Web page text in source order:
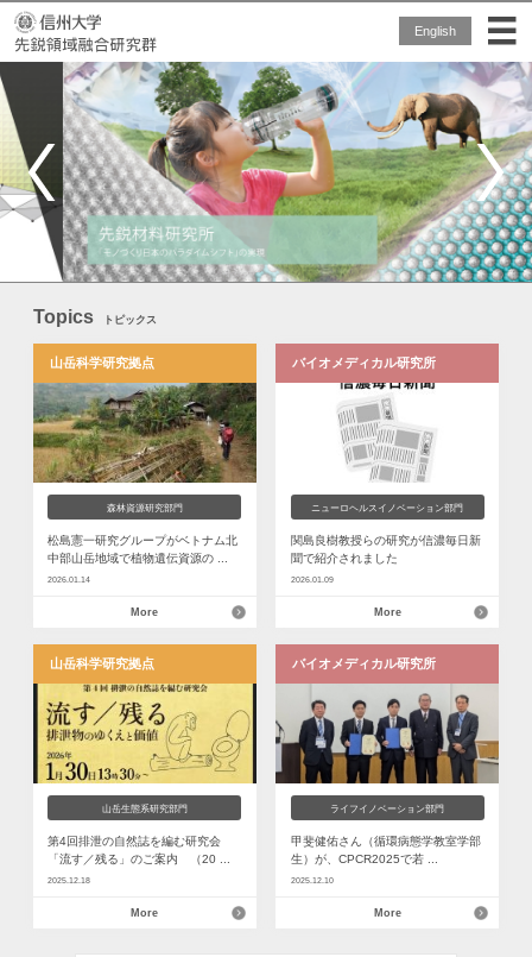
English
Topics トピックス
山岳科学研究拠点
森林資源研究部門
松島憲一研究グループがベトナム北
中部山岳地域で植物遺伝資源の ...
2026.01.14
More
バイオメディカル研究所
ニューロヘルスイノベーション部門
関島良樹教授らの研究が信濃毎日新
聞で紹介されました
2026.01.09
More
山岳科学研究拠点
山岳生態系研究部門
第4回排泄の自然誌を編む研究会
「流す／残る」のご案内 （20 ...
2025.12.18
More
バイオメディカル研究所
ライフイノベーション部門
甲斐健佑さん（循環病態学教室学部
生）が、CPCR2025で若 ...
2025.12.10
More